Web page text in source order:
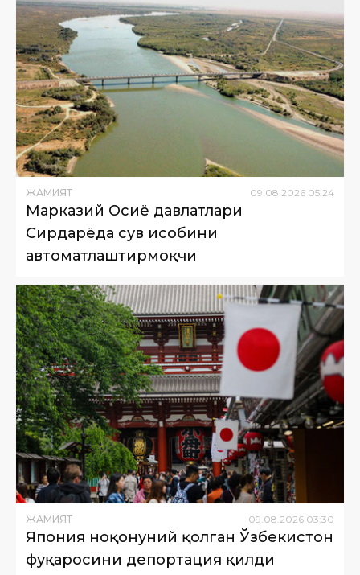
ЖАМИЯТ 09 08 2026 05:24
Марказий Осиё давлатлари
Сирдарёда сув ҳисобини
автоматлаштирмоқчи
ЖАМИЯТ 09 08 2026 03:30
Япония ноқонуний қолган Ўзбекистон
фуқаросини депортация қилди